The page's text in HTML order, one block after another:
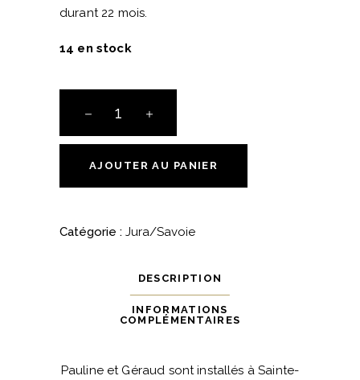
durant 22 mois.
14 en stock
Jura
Quatre
Marnes
AJOUTER AU PANIER
Catégorie : Jura/Savoie
DESCRIPTION
INFORMATIONS
COMPLÉMENTAIRES
Pauline et Géraud sont installés à Sainte-